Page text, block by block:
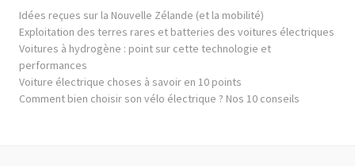
Idées reçues sur la Nouvelle Zélande (et la mobilité)
Exploitation des terres rares et batteries des voitures électriques
Voitures à hydrogène : point sur cette technologie et
performances
Voiture électrique choses à savoir en 10 points
Comment bien choisir son vélo électrique ? Nos 10 conseils